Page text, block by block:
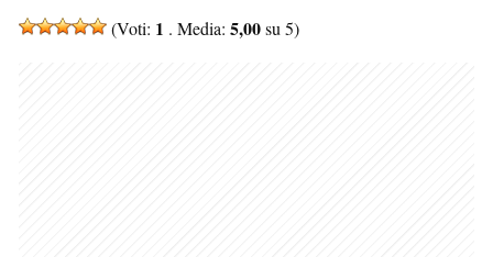
(Voti: 1 . Media: 5,00su 5)